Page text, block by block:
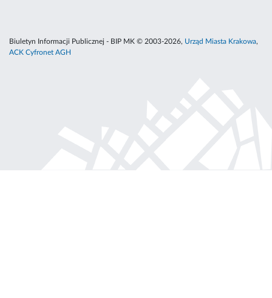
Biuletyn Informacji Publicznej - BIP MK © 2003-2026, Urząd Miasta Krakowa,
ACK Cyfronet AGH